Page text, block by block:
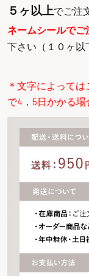
５ヶ以上でご注
ネームシールでご
下さい（１０ヶ以
＊文字によって
で4，5日かかる場